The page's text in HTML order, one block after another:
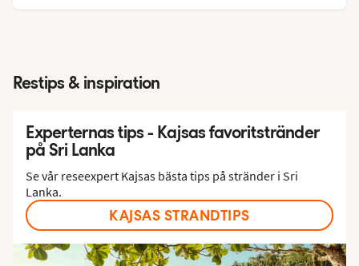
Restips & inspiration
Experternas tips - Kajsas favoritstränder
på Sri Lanka
Se vår reseexpert Kajsas bästa tips på stränder i Sri
Lanka.
KAJSAS STRANDTIPS